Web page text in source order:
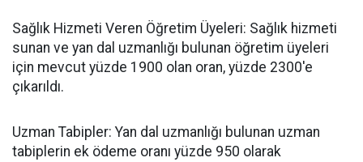
​Sağlık Hizmeti Veren Öğretim Üyeleri: Sağlık hizmeti
sunan ve yan dal uzmanlığı bulunan öğretim üyeleri
için mevcut yüzde 1900 olan oran, yüzde 2300'e
çıkarıldı.
​Uzman Tabipler: Yan dal uzmanlığı bulunan uzman
tabiplerin ek ödeme oranı yüzde 950 olarak